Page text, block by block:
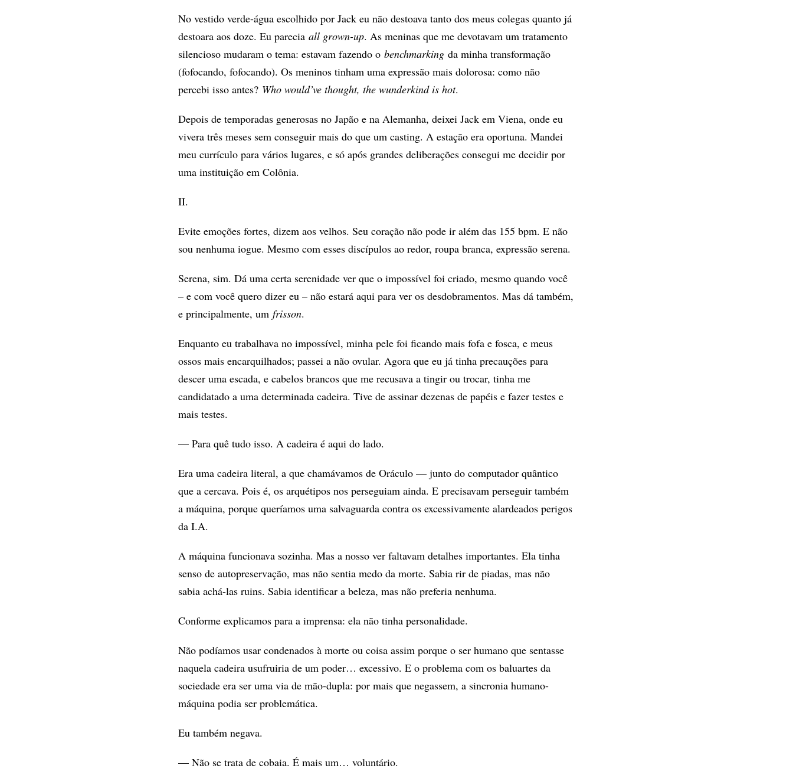
No vestido verde-água escolhido por Jack eu não destoava tanto dos meus colegas quanto já
destoara aos doze. Eu parecia all grown-up. As meninas que me devotavam um tratamento
silencioso mudaram o tema: estavam fazendo o benchmarking da minha transformação
(fofocando, fofocando). Os meninos tinham uma expressão mais dolorosa: como não
percebi isso antes? Who would’ve thought, the wunderkind is hot.
Depois de temporadas generosas no Japão e na Alemanha, deixei Jack em Viena, onde eu
vivera três meses sem conseguir mais do que um casting. A estação era oportuna. Mandei
meu currículo para vários lugares, e só após grandes deliberações consegui me decidir por
uma instituição em Colônia.
II.
Evite emoções fortes, dizem aos velhos. Seu coração não pode ir além das 155 bpm. E não
sou nenhuma iogue. Mesmo com esses discípulos ao redor, roupa branca, expressão serena.
Serena, sim. Dá uma certa serenidade ver que o impossível foi criado, mesmo quando você
– e com você quero dizer eu – não estará aqui para ver os desdobramentos. Mas dá também,
e principalmente, um frisson.
Enquanto eu trabalhava no impossível, minha pele foi ficando mais fofa e fosca, e meus
ossos mais encarquilhados; passei a não ovular. Agora que eu já tinha precauções para
descer uma escada, e cabelos brancos que me recusava a tingir ou trocar, tinha me
candidatado a uma determinada cadeira. Tive de assinar dezenas de papéis e fazer testes e
mais testes.
— Para quê tudo isso. A cadeira é aqui do lado.
Era uma cadeira literal, a que chamávamos de Oráculo — junto do computador quântico
que a cercava. Pois é, os arquétipos nos perseguiam ainda. E precisavam perseguir também
a máquina, porque queríamos uma salvaguarda contra os excessivamente alardeados perigos
da I.A.
A máquina funcionava sozinha. Mas a nosso ver faltavam detalhes importantes. Ela tinha
senso de autopreservação, mas não sentia medo da morte. Sabia rir de piadas, mas não
sabia achá-las ruins. Sabia identificar a beleza, mas não preferia nenhuma.
Conforme explicamos para a imprensa: ela não tinha personalidade.
Não podíamos usar condenados à morte ou coisa assim porque o ser humano que sentasse
naquela cadeira usufruiria de um poder… excessivo. E o problema com os baluartes da
sociedade era ser uma via de mão-dupla: por mais que negassem, a sincronia humano-
máquina podia ser problemática.
Eu também negava.
— Não se trata de cobaia. É mais um… voluntário.